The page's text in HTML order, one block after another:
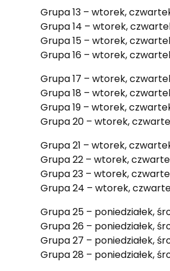
Grupa 13 – wtorek,
Grupa 14 – wtorek,
Grupa 15 – wtorek,
Grupa 16 – wtorek,
Grupa 17 – wtorek,
Grupa 18 – wtorek,
Grupa 19 – wtorek,
Grupa 20 – wtorek,
Grupa 21 – wtorek,
Grupa 22 – wtorek,
Grupa 23 – wtorek,
Grupa 24 – wtorek,
Grupa 25 – poniedziałek,
Grupa 26 – poniedziałek,
Grupa 27 – poniedziałek,
Grupa 28 – poniedziałek,